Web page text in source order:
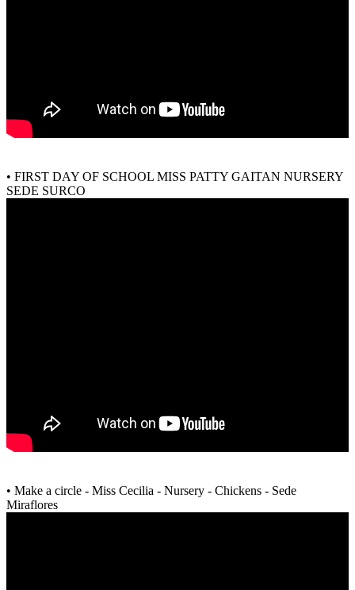
• FIRST DAY OF SCHOOL MISS PATTY GAITAN NURSERY
SEDE SURCO
• Make a circle - Miss Cecilia - Nursery - Chickens - Sede
Miraflores